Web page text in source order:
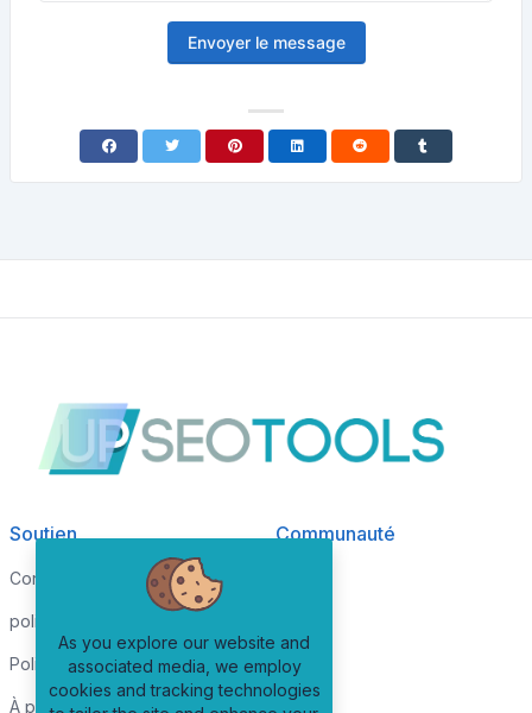
Envoyer le message
Soutien
Conditions de services
politique de confidentialité
Politique de cookies
À propos de nous
Communauté
As you explore our website and
associated media, we employ
cookies and tracking technologies